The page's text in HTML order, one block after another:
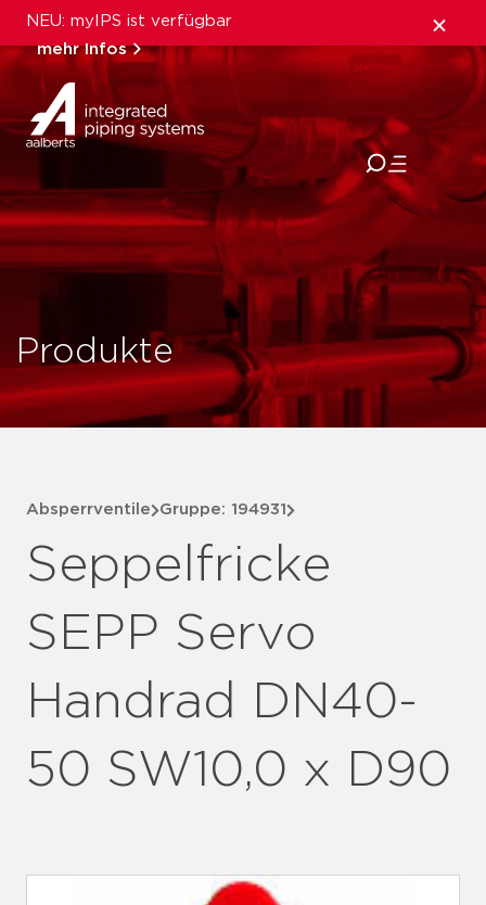
NEU: myIPS ist verfügbar
mehr Infos
schließen
Produkte
Absperrventile Gruppe: 194931
Seppelfricke
SEPP Servo
Handrad DN40-
50 SW10,0 x D90